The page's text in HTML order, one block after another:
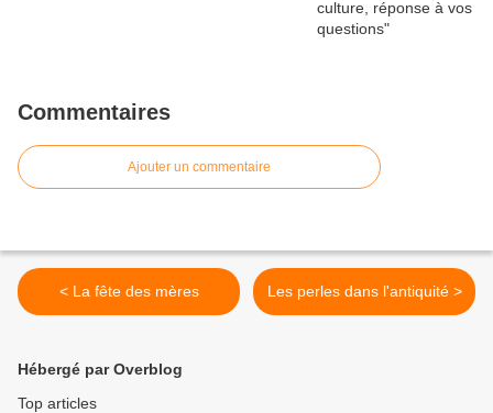
Commentaires
Ajouter un commentaire
< La fête des mères Les perles dans l'antiquité >
Hébergé par Overblog
Top articles